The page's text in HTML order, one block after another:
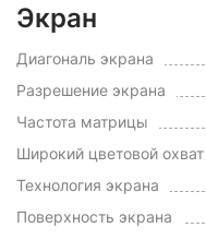
Экран
Диагональ экрана
Разрешение экрана
Частота матрицы
Широкий цветовой охват
Технология экрана
Поверхность экрана